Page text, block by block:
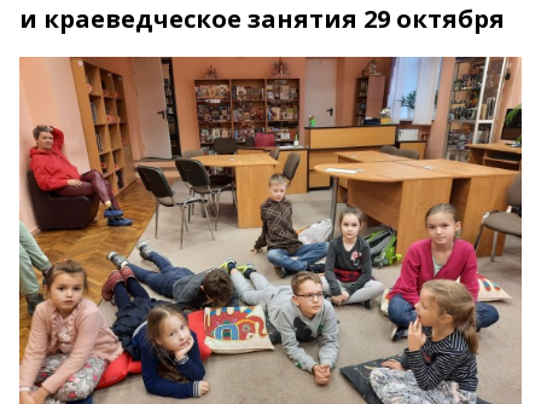
и краеведческое занятия 29 октября